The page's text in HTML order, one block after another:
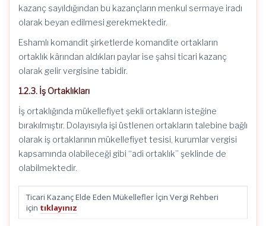
kazanç sayıldığından bu kazançların menkul sermaye iradı
olarak beyan edilmesi gerekmektedir.
Eshamlı komandit şirketlerde komandite ortakların
ortaklık kârından aldıkları paylar ise şahsi ticari kazanç
olarak gelir vergisine tabidir.
1.2.3. İş Ortaklıkları
İş ortaklığında mükellefiyet şekli ortakların isteğine
bırakılmıştır. Dolayısıyla işi üstlenen ortakların talebine bağlı
olarak iş ortaklarının mükellefiyet tesisi, kurumlar vergisi
kapsamında olabileceği gibi “adi ortaklık” şeklinde de
olabilmektedir.
Ticari Kazanç Elde Eden Mükellefler İçin Vergi Rehberi
için tıklayınız